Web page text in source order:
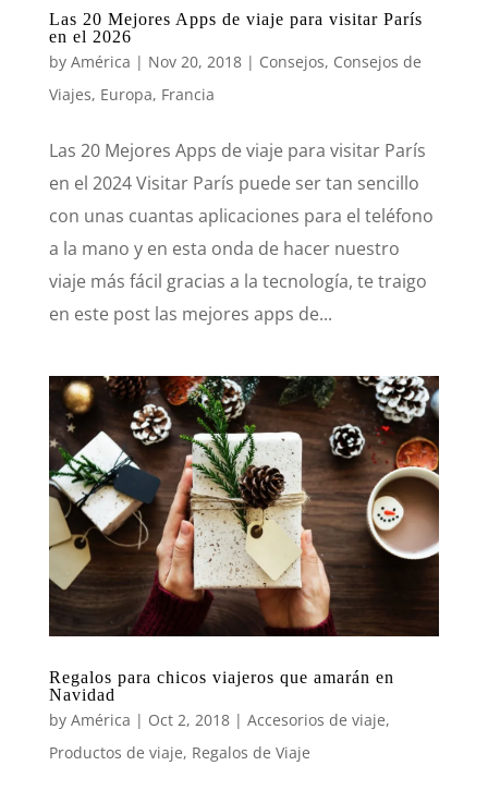
Las 20 Mejores Apps de viaje para visitar París
en el 2026
by América | Nov 20, 2018| Consejos, Consejos de
Viajes, Europa, Francia
Las 20 Mejores Apps de viaje para visitar París
en el 2024 Visitar París puede ser tan sencillo
con unas cuantas aplicaciones para el teléfono
a la mano y en esta onda de hacer nuestro
viaje más fácil gracias a la tecnología, te traigo
en este post las mejores apps de...
Regalos para chicos viajeros que amarán en
Navidad
by América | Oct 2, 2018| Accesorios de viaje,
Productos de viaje, Regalos de Viaje